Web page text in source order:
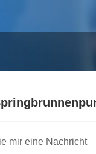
mir eine Nachricht